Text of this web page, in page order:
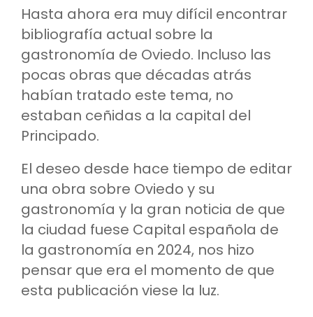
original
era:
24.50€.
actual
es:
8.95€.
Hasta ahora era muy difícil encontrar
bibliografía actual sobre la
gastronomía de Oviedo. Incluso las
pocas obras que décadas atrás
habían tratado este tema, no
estaban ceñidas a la capital del
Principado.
El deseo desde hace tiempo de editar
una obra sobre Oviedo y su
gastronomía y la gran noticia de que
la ciudad fuese Capital española de
la gastronomía en 2024, nos hizo
pensar que era el momento de que
esta publicación viese la luz.